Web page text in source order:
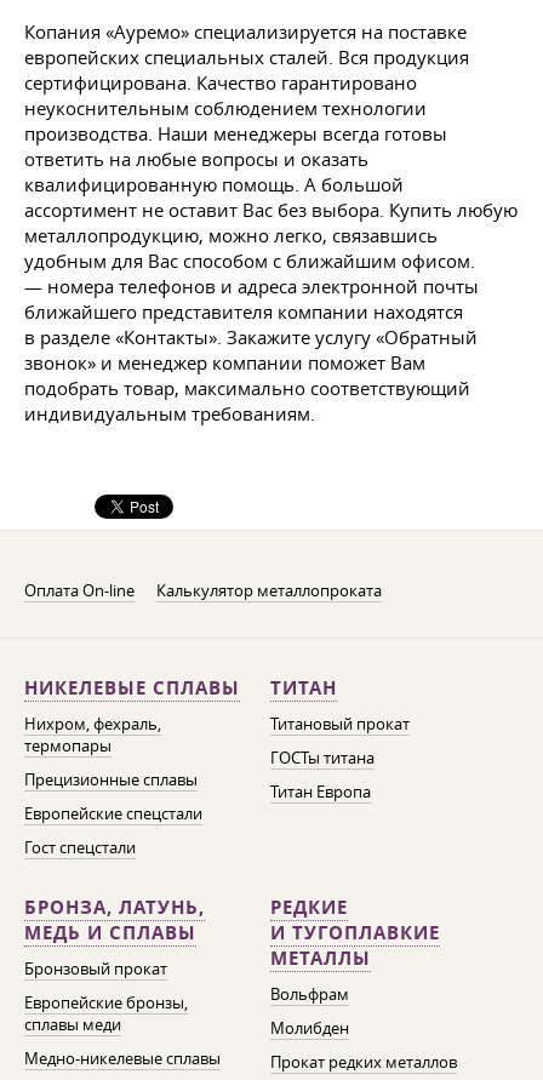
Копания «Ауремо» специализируется на поставке
европейских специальных сталей. Вся продукция
сертифицирована. Качество гарантировано
неукоснительным соблюдением технологии
производства. Наши менеджеры всегда готовы
ответить на любые вопросы и оказать
квалифицированную помощь. А большой
ассортимент не оставит Вас без выбора. Купить любую
металлопродукцию, можно легко, связавшись
удобным для Вас способом с ближайшим офисом.
— номера телефонов и адреса электронной почты
ближайшего представителя компании находятся
в разделе «Контакты». Закажите услугу «Обратный
звонок» и менеджер компании поможет Вам
подобрать товар, максимально соответствующий
индивидуальным требованиям.
Оплата On-line Калькулятор металлопроката
НИКЕЛЕВЫЕ СПЛАВЫ
Нихром, фехраль,
термопары
Прецизионные сплавы
Европейские спецстали
Гост спецстали
ТИТАН
Титановый прокат
ГОСТы титана
Титан Европа
БРОНЗА, ЛАТУНЬ,
МЕДЬ И СПЛАВЫ
Бронзовый прокат
Европейские бронзы,
сплавы меди
Медно-никелевые сплавы
РЕДКИЕ
И ТУГОПЛАВКИЕ
МЕТАЛЛЫ
Вольфрам
Молибден
Прокат редких металлов